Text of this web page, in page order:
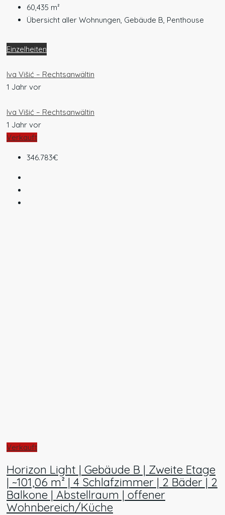
60,435 m²
Übersicht aller Wohnungen, Gebäude B, Penthouse
Einzelheiten
Iva Višić – Rechtsanwältin
1 Jahr vor
Iva Višić – Rechtsanwältin
1 Jahr vor
Verkauft
346.783€
Verkauft
Horizon Light | Gebäude B | Zweite Etage
| ~101,06 m² | 4 Schlafzimmer | 2 Bäder | 2
Balkone | Abstellraum | offener
Wohnbereich/Küche